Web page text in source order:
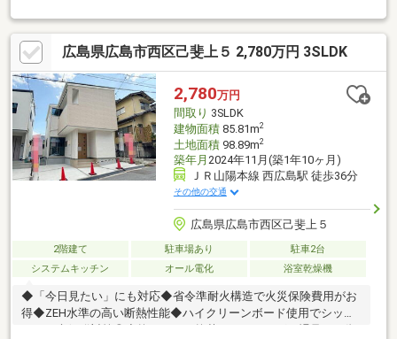
とのふれあいの場に
広島県広島市西区己斐上５ 2,780万円 3SLDK
2,780万円
間取り 3SLDK
建物面積85.81m2
土地面積98.89m2
築年月 2024年11月(築1年10ヶ月)
ＪＲ山陽本線 西広島駅 徒歩36分
その他の交通
広島県広島市西区己斐上５
2階建て 駐車場あり
駐車2台
システムキッチン
オール電化 浴室乾燥機
◆「今日見たい」にも対応◆省令準耐火構造で火災保険費用がお
得◆ZEH水準の高い断熱性能◆ハイクリーンボード使用でシック